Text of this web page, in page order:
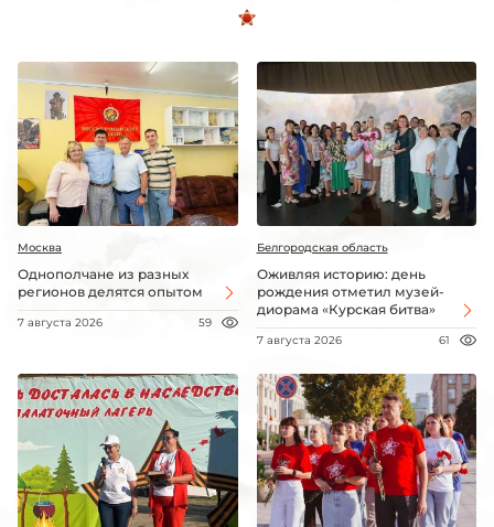
Москва
Однополчане из разных
регионов делятся опытом
7 августа 2026 59
Белгородская область
Оживляя историю: день
рождения отметил музей-
диорама «Курская битва»
7 августа 2026 61